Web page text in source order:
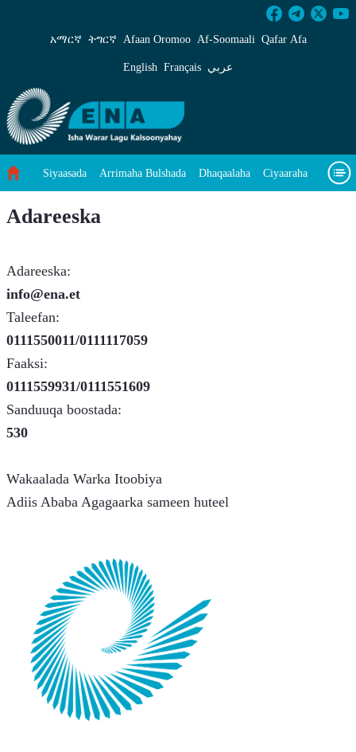
አማርኛ ትግርኛ Afaan Oromoo Af‑Soomaali Qafar Afa
English Français عربي
Siyaasada Arrimaha Bulshada Dhaqaalaha Ciyaaraha
Adareeska
Adareeska:
info@ena.et
Taleefan:
0111550011/0111117059
Faaksi:
0111559931/0111551609
Sanduuqa boostada:
530
Wakaalada Warka Itoobiya
Adiis Ababa Agagaarka sameen huteel